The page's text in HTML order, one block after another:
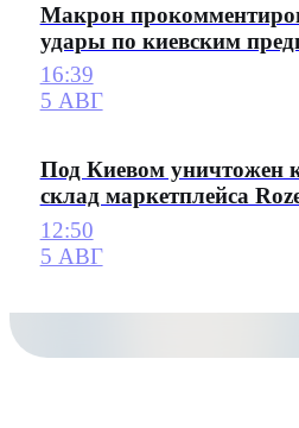
Макрон
удары по киевским
16:39
5 АВГ
Под Киевом уничтожен
склад маркетплейса
12:50
5 АВГ